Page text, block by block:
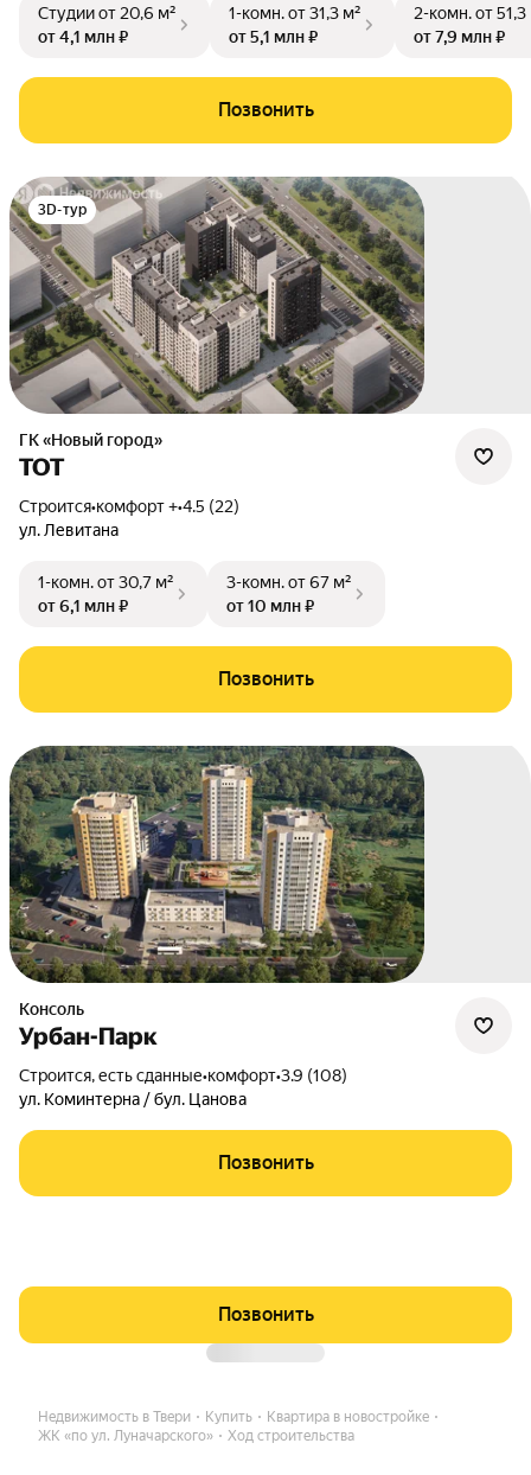
Студииот 20,6 м²
от 4,1 млн ₽
1-комн.от 31,3 м²
от 5,1 млн ₽
2-комн.от 51,3
от 7,9 млн ₽
Позвонить
3D-тур
ГК «Новый город»
ТОТ
Строится•комфорт +•4.5 (22)
ул. Левитана
1-комн.от 30,7 м²
от 6,1 млн ₽
3-комн.от 67 м²
от 10 млн ₽
Позвонить
Консоль
Урбан-Парк
Строится, есть сданные•комфорт•3.9 (108)
ул. Коминтерна / бул. Цанова
Позвонить
Позвонить
Недвижимость в Твери Купить
Квартира в новостройке
ЖК «по ул. Луначарского»
Ход строительства